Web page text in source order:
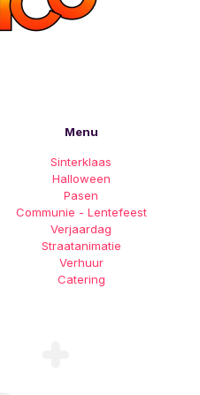
Menu
Sinterklaas
Halloween
Pasen
Communie - Lentefeest
Verjaardag
Straatanimatie
Verhuur
Catering